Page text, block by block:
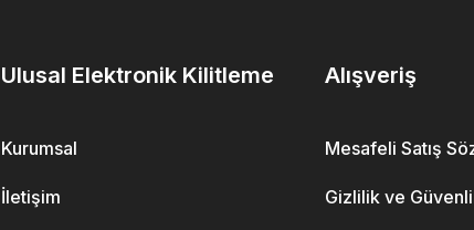
Ulusal Elektronik Kilitleme
Kurumsal
İletişim
Alışveriş
Mesafeli Satış
Gizlilik ve